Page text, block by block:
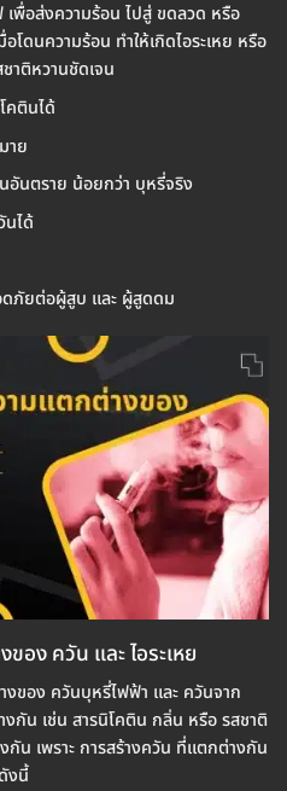
เพื่อส่งความร้อน ไปสู่ ขดลวด หรือ
อโดนความร้อน ทำให้เกิดไอระเหย หรือ
าติหวานชัดเจน
คตินได้
าย
นอันตราย น้อยกว่า บุหรี่จริง
ได้
ภัยต่อผู้สูบ และ ผู้สูดดม
อง ควัน และ ไอระเหย
ของ ควันบุหรี่ไฟฟ้า และ ควันจาก
กัน เช่น สารนิโคติน กลิ่น หรือ รสชาติ
น เพราะ การสร้างควัน ที่แตกต่างกัน
งนี้